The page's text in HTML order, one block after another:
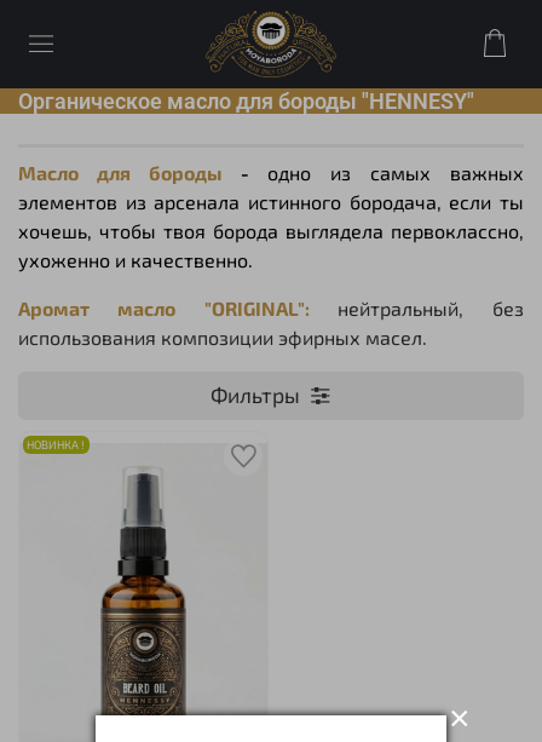
×
Органическое масло для бороды "HENNESY"
Масло для бороды - одно из самых важных
элементов из арсенала истинного бородача, если ты
хочешь, чтобы твоя борода выглядела первоклассно,
ухоженно и качественно.
Аромат масло "ORIGINAL": нейтральный, без
использования композиции эфирных масел.
Фильтры
НОВИНКА !